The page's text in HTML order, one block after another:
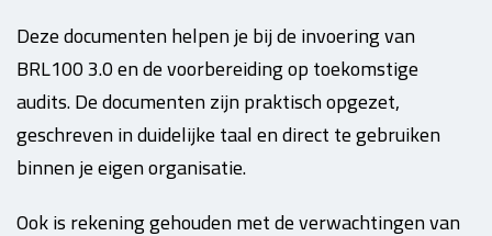
Deze documenten helpen je bij de invoering van
BRL100 3.0 en de voorbereiding op toekomstige
audits. De documenten zijn praktisch opgezet,
geschreven in duidelijke taal en direct te gebruiken
binnen je eigen organisatie.
Ook is rekening gehouden met de verwachtingen van